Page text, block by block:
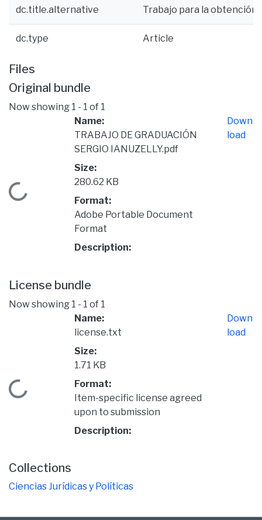
dc.title.alternative Trabajo para la obtención
dc.type Article
Files
Original bundle
Now showing 1 - 1 of 1
Loading...
Name:
TRABAJO DE GRADUACIÓN
SERGIO IANUZELLY.pdf
Size:
280.62 KB
Format:
Adobe Portable Document
Format
Description:
Down
load
License bundle
Now showing 1 - 1 of 1
Loading...
Name:
license.txt
Size:
1.71 KB
Format:
Item-specific license agreed
upon to submission
Description:
Down
load
Collections
Ciencias Jurídicas y Políticas